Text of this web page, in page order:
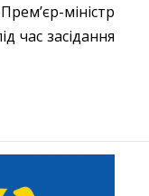
міністр
час засідання